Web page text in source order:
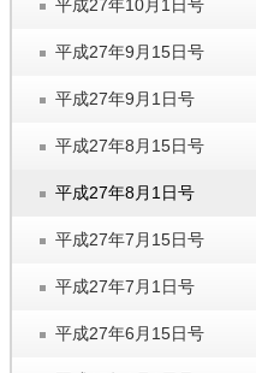
平成27年10月1日号
平成27年9月15日号
平成27年9月1日号
平成27年8月15日号
平成27年8月1日号
平成27年7月15日号
平成27年7月1日号
平成27年6月15日号